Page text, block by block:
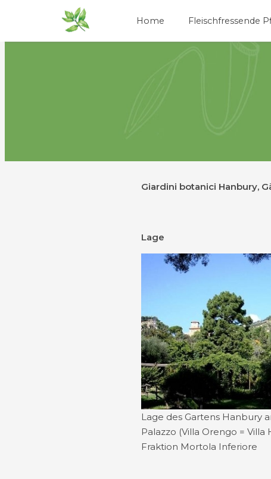
Home Fleischfressende
Giardini botanici Hanbury,
Lage
Lage des Gartens Hanbury
Palazzo (Villa Orengo =
Fraktion Mortola Inferiore